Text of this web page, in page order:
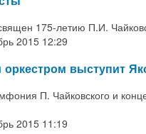
175-летию П.И.
2015 12:29
оркестром выступит
П. Чайковского и
2015 11:19